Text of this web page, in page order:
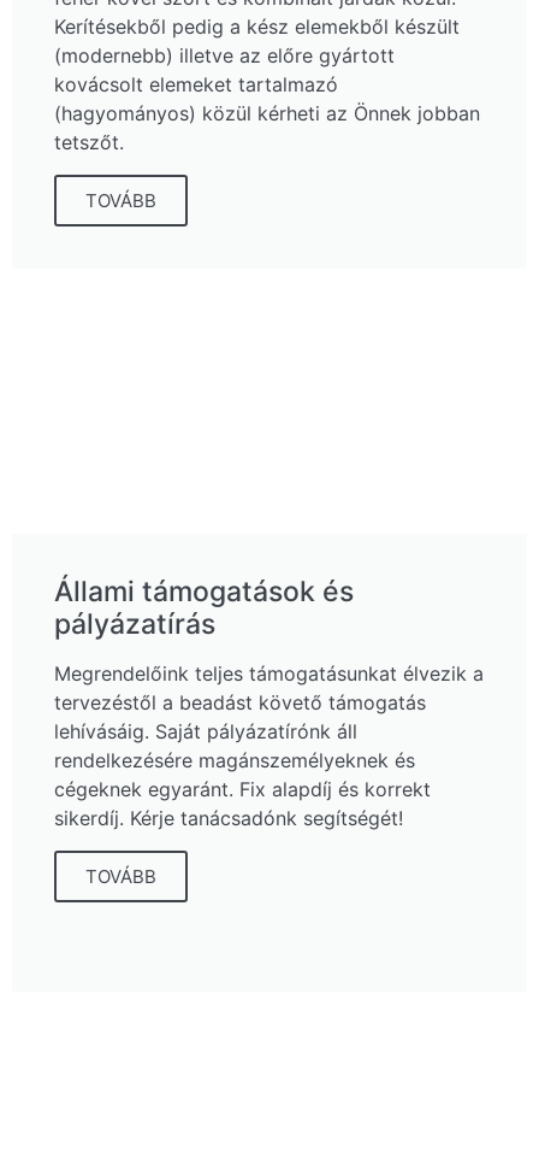
Kerítésekből pedig a kész elemekből készült
(modernebb) illetve az előre gyártott
kovácsolt elemeket tartalmazó
(hagyományos) közül kérheti az Önnek jobban
tetszőt.
TOVÁBB
Állami támogatások és
pályázatírás
Megrendelőink teljes támogatásunkat élvezik a
tervezéstől a beadást követő támogatás
lehívásáig. Saját pályázatírónk áll
rendelkezésére magánszemélyeknek és
cégeknek egyaránt. Fix alapdíj és korrekt
sikerdíj. Kérje tanácsadónk segítségét!
TOVÁBB